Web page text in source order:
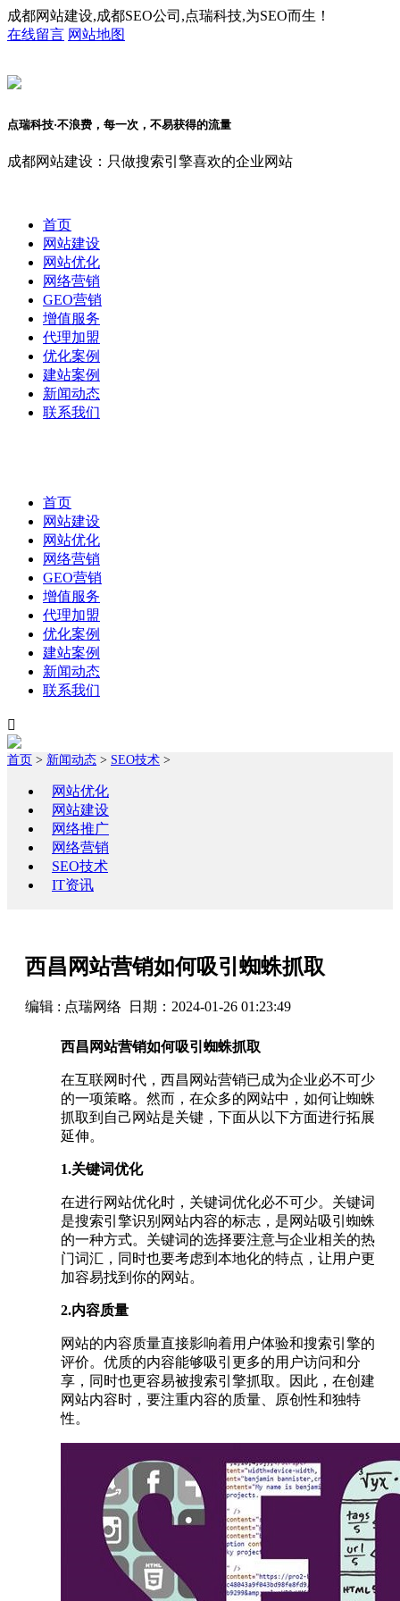
成都网站建设,成都SEO公司,点瑞科技,为SEO而生！
在线留言 网站地图
点瑞科技·不浪费，每一次，不易获得的流量
成都网站建设：只做搜索引擎喜欢的企业网站
首页
网站建设
网站优化
网络营销
GEO营销
增值服务
代理加盟
优化案例
建站案例
新闻动态
联系我们
首页
网站建设
网站优化
网络营销
GEO营销
增值服务
代理加盟
优化案例
建站案例
新闻动态
联系我们

首页 > 新闻动态 > SEO技术 >
网站优化
网站建设
网络推广
网络营销
SEO技术
IT资讯
西昌网站营销如何吸引蜘蛛抓取
编辑 : 点瑞网络 日期：2024-01-26 01:23:49
西昌网站营销如何吸引蜘蛛抓取
在互联网时代，西昌网站营销已成为企业必不可少
的一项策略。然而，在众多的网站中，如何让蜘蛛
抓取到自己网站是关键，下面从以下方面进行拓展
延伸。
1.关键词优化
在进行网站优化时，关键词优化必不可少。关键词
是搜索引擎识别网站内容的标志，是网站吸引蜘蛛
的一种方式。关键词的选择要注意与企业相关的热
门词汇，同时也要考虑到本地化的特点，让用户更
加容易找到你的网站。
2.内容质量
网站的内容质量直接影响着用户体验和搜索引擎的
评价。优质的内容能够吸引更多的用户访问和分
享，同时也更容易被搜索引擎抓取。因此，在创建
网站内容时，要注重内容的质量、原创性和独特
性。